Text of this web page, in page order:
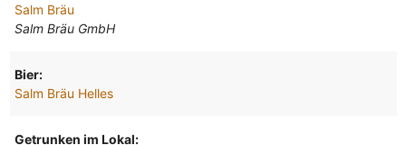
Salm Bräu
Salm Bräu GmbH
Bier:
Salm Bräu Helles
Getrunken im Lokal: